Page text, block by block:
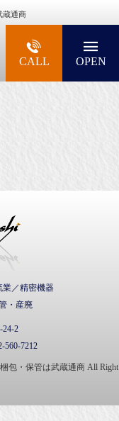
蔵通商
高級楽器の梱包・輸送
CALL OPEN
業／精密機器
・産廃
2
560-7212
包・保管は武蔵通商 All Right